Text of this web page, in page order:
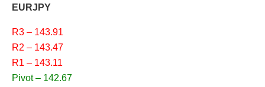
EURJPY
R3 – 143.91
R2 – 143.47
R1 – 143.11
Pivot – 142.67